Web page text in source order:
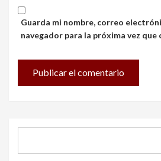
Guarda mi nombre, correo
navegador para la próxima vez que